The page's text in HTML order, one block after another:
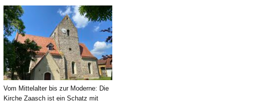
Vom Mittelalter bis zur Moderne: Die
Kirche Zaasch ist ein Schatz mit